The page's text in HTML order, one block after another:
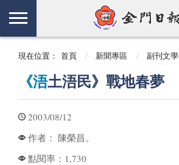
現在位置： 首頁 新聞專區 副刊文學
《浯土浯民》戰地春夢
2003/08/12
作者： 陳榮昌。
點閱率： 1,730